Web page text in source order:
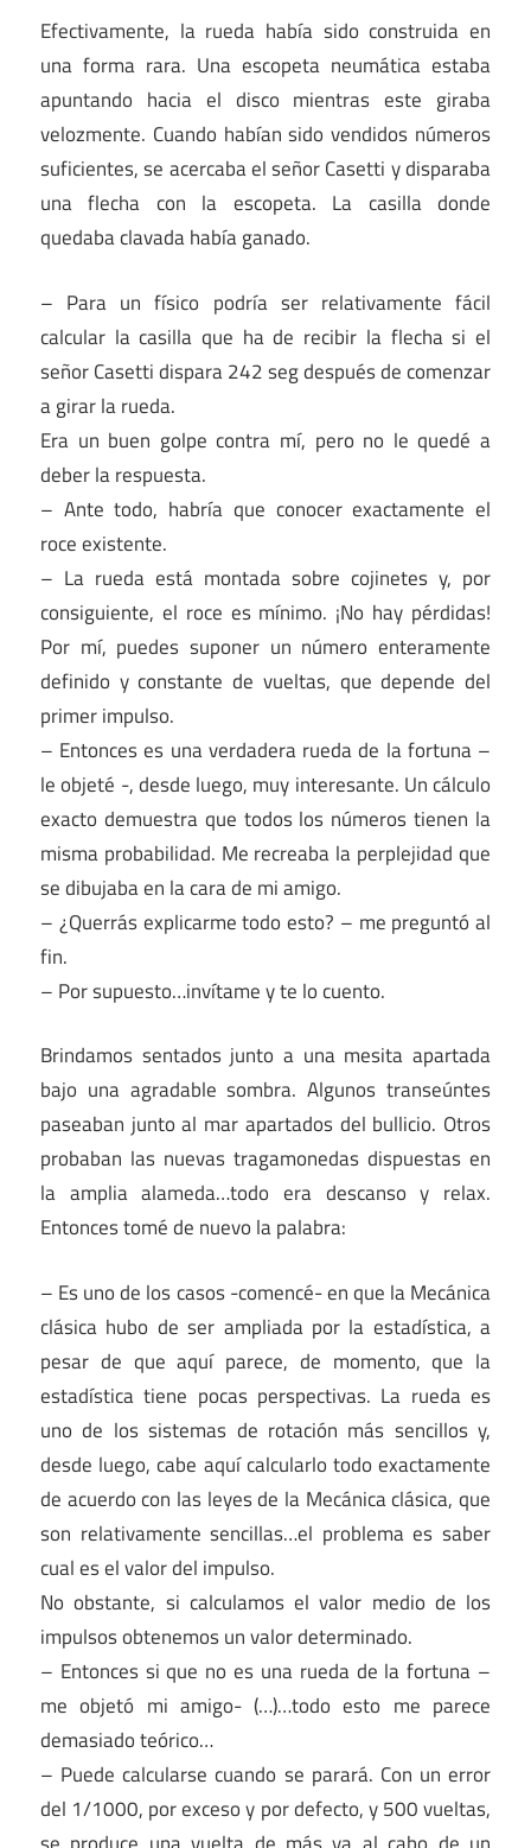
Efectivamente, la rueda había sido construida en
una forma rara. Una escopeta neumática estaba
apuntando hacia el disco mientras este giraba
velozmente. Cuando habían sido vendidos números
suficientes, se acercaba el señor Casetti y disparaba
una flecha con la escopeta. La casilla donde
quedaba clavada había ganado.
– Para un físico podría ser relativamente fácil
calcular la casilla que ha de recibir la flecha si el
señor Casetti dispara 242 seg después de comenzar
a girar la rueda.
Era un buen golpe contra mí, pero no le quedé a
deber la respuesta.
– Ante todo, habría que conocer exactamente el
roce existente.
– La rueda está montada sobre cojinetes y, por
consiguiente, el roce es mínimo. ¡No hay pérdidas!
Por mí, puedes suponer un número enteramente
definido y constante de vueltas, que depende del
primer impulso.
– Entonces es una verdadera rueda de la fortuna –
le objeté -, desde luego, muy interesante. Un cálculo
exacto demuestra que todos los números tienen la
misma probabilidad. Me recreaba la perplejidad que
se dibujaba en la cara de mi amigo.
– ¿Querrás explicarme todo esto? – me preguntó al
fin.
– Por supuesto…invítame y te lo cuento.
Brindamos sentados junto a una mesita apartada
bajo una agradable sombra. Algunos transeúntes
paseaban junto al mar apartados del bullicio. Otros
probaban las nuevas tragamonedas dispuestas en
la amplia alameda…todo era descanso y relax.
Entonces tomé de nuevo la palabra:
– Es uno de los casos -comencé- en que la Mecánica
clásica hubo de ser ampliada por la estadística, a
pesar de que aquí parece, de momento, que la
estadística tiene pocas perspectivas. La rueda es
uno de los sistemas de rotación más sencillos y,
desde luego, cabe aquí calcularlo todo exactamente
de acuerdo con las leyes de la Mecánica clásica, que
son relativamente sencillas…el problema es saber
cual es el valor del impulso.
No obstante, si calculamos el valor medio de los
impulsos obtenemos un valor determinado.
– Entonces si que no es una rueda de la fortuna –
me objetó mi amigo- (…)…todo esto me parece
demasiado teórico…
– Puede calcularse cuando se parará. Con un error
del 1/1000, por exceso y por defecto, y 500 vueltas,